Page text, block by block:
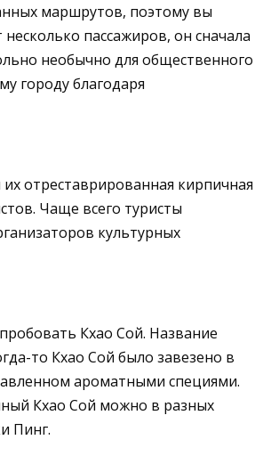
маршрутов, поэтому вы
пассажиров, он сначала
необычно для общественного
городу благодаря
отреставрированная кирпичная
Чаще всего туристы
культурных
Кхао Сой. Название
то Кхао Сой было завезено в
ароматными специями.
Кхао Сой можно в разных
Пинг.